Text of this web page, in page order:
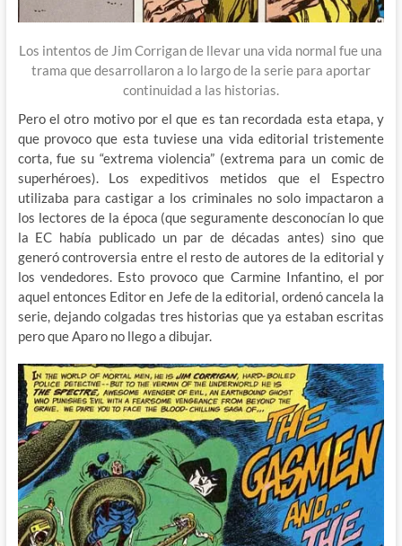
Los intentos de Jim Corrigan de llevar una vida normal fue una
trama que desarrollaron a lo largo de la serie para aportar
continuidad a las historias.
Pero el otro motivo por el que es tan recordada esta etapa, y
que provoco que esta tuviese una vida editorial tristemente
corta, fue su “extrema violencia” (extrema para un comic de
superhéroes). Los expeditivos metidos que el Espectro
utilizaba para castigar a los criminales no solo impactaron a
los lectores de la época (que seguramente desconocían lo que
la EC había publicado un par de décadas antes) sino que
generó controversia entre el resto de autores de la editorial y
los vendedores. Esto provoco que Carmine Infantino, el por
aquel entonces Editor en Jefe de la editorial, ordenó cancela la
serie, dejando colgadas tres historias que ya estaban escritas
pero que Aparo no llego a dibujar.